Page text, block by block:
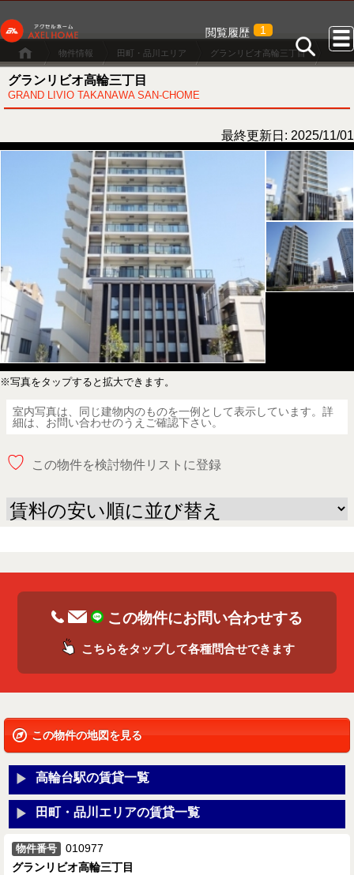
閲覧履歴 1
物件情報 田町・品川エリア グランリビオ高輪三丁目
グランリビオ高輪三丁目
GRAND LIVIO TAKANAWA SAN-CHOME
最終更新日: 2025/11/01
※写真をタップすると拡大できます。
室内写真は、同じ建物内のものを一例として表示しています。詳
細は、お問い合わせのうえご確認下さい。
♡ この物件を検討物件リストに登録
この物件にお問い合わせする
こちらをタップして各種問合せできます
この物件の地図を見る
高輪台駅の賃貸一覧
田町・品川エリアの賃貸一覧
物件番号
010977
グランリビオ高輪三丁目